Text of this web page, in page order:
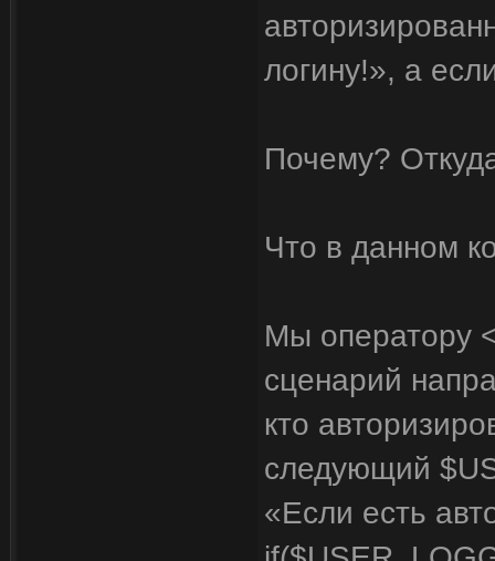
логину!», а
Почему?
Что в данном
Мы оператору
сценарий
кто
следующий
«Если есть